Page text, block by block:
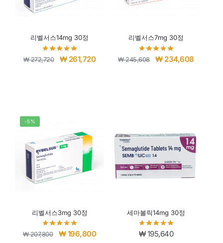
리벨서스14mg 30정
₩272,720 ₩261,720
리벨서스7mg 30정
₩245,608 ₩234,608
-5%
리벨서스3mg 30정
₩207,800 ₩196,800
세마볼릭14mg 30정
₩195,640